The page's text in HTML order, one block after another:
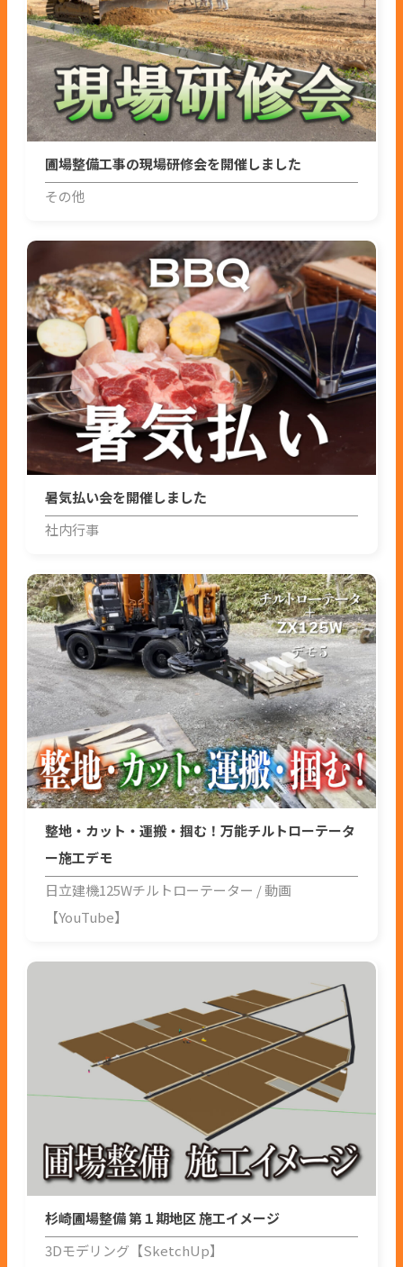
圃場整備工事の現場研修会を開催しました
その他
暑気払い会を開催しました
社内行事
整地・カット・運搬・掴む！万能チルトローテータ
ー施工デモ
日立建機125Wチルトローテーター
動画
【YouTube】
杉崎圃場整備 第１期地区 施工イメージ
3Dモデリング【SketchUp】